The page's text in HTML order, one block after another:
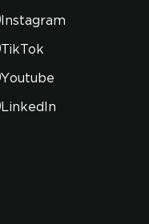
Instagram
TikTok
Youtube
LinkedIn